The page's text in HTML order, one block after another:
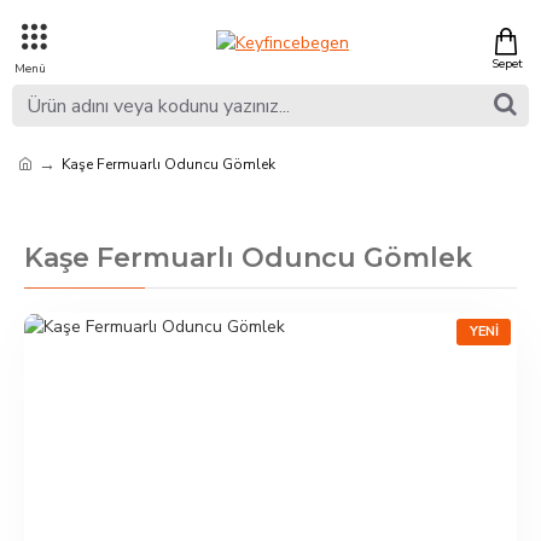
Kaşe Fermuarlı Oduncu Gömlek
Kaşe Fermuarlı Oduncu Gömlek
YENI